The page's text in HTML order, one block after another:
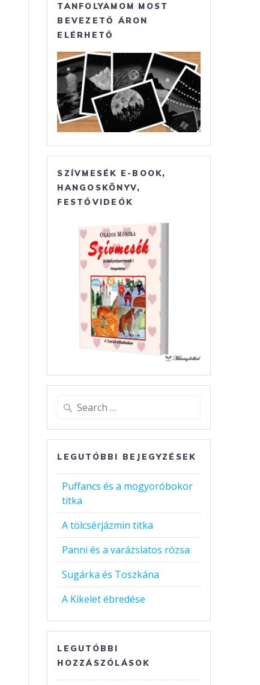
TANFOLYAMOM MOST
BEVEZETŐ ÁRON
ELÉRHETŐ
SZÍVMESÉK E-BOOK,
HANGOSKÖNYV,
FESTŐVIDEÓK
Search
LEGUTÓBBI BEJEGYZÉSEK
Puffancs és a mogyoróbokor
titka
A tölcsérjázmin titka
Panni és a varázslatos rózsa
Sugárka és Toszkána
A Kikelet ébredése
LEGUTÓBBI
HOZZÁSZÓLÁSOK